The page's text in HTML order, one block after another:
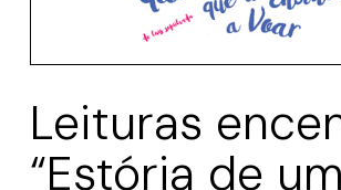
Leituras
“Estória de